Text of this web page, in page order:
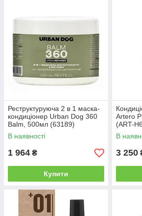
Реструктуруюча 2 в 1 маска-
кондиціонер Urban Dog 360
Balm, 500мл (63189)
В наявності
1 964 ₴
Купити
Artero
(ART-
В
3 250